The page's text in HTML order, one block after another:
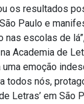
os resultados
Paulo e
nas escolas de
Academia de
emoção
todos nós,
Letras’ em São